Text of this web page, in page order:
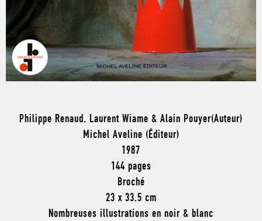
Philippe Renaud, Laurent Wiame & Alain Pouyer(Auteur)
Michel Aveline (Éditeur)
1987
144 pages
Broché
23 x 33,5 cm
Nombreuses illustrations en noir & blanc